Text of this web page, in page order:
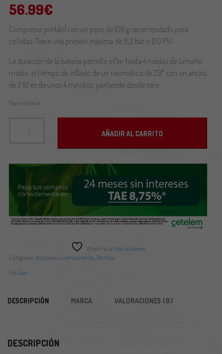
56.99€
Compresor portátil con un peso de 108 g recomendado para
ciclistas. Tiene una presión máxima de 8,2 bar o 120 PSI.
La duración de la batería permite inflar hasta 4 ruedas de tamaño
medio, el tiempo de inflado de un neumático de 29″ con un ancho
de 2.10 es de unos 4 minutos, partiendo desde cero
Hay existencias
AÑADIR AL CARRITO
Añadir a la lista de deseos
Categorías:Accesorios y componentes, Bombas
Pro User
DESCRIPCIÓN MARCA VALORACIONES (0)
DESCRIPCIÓN